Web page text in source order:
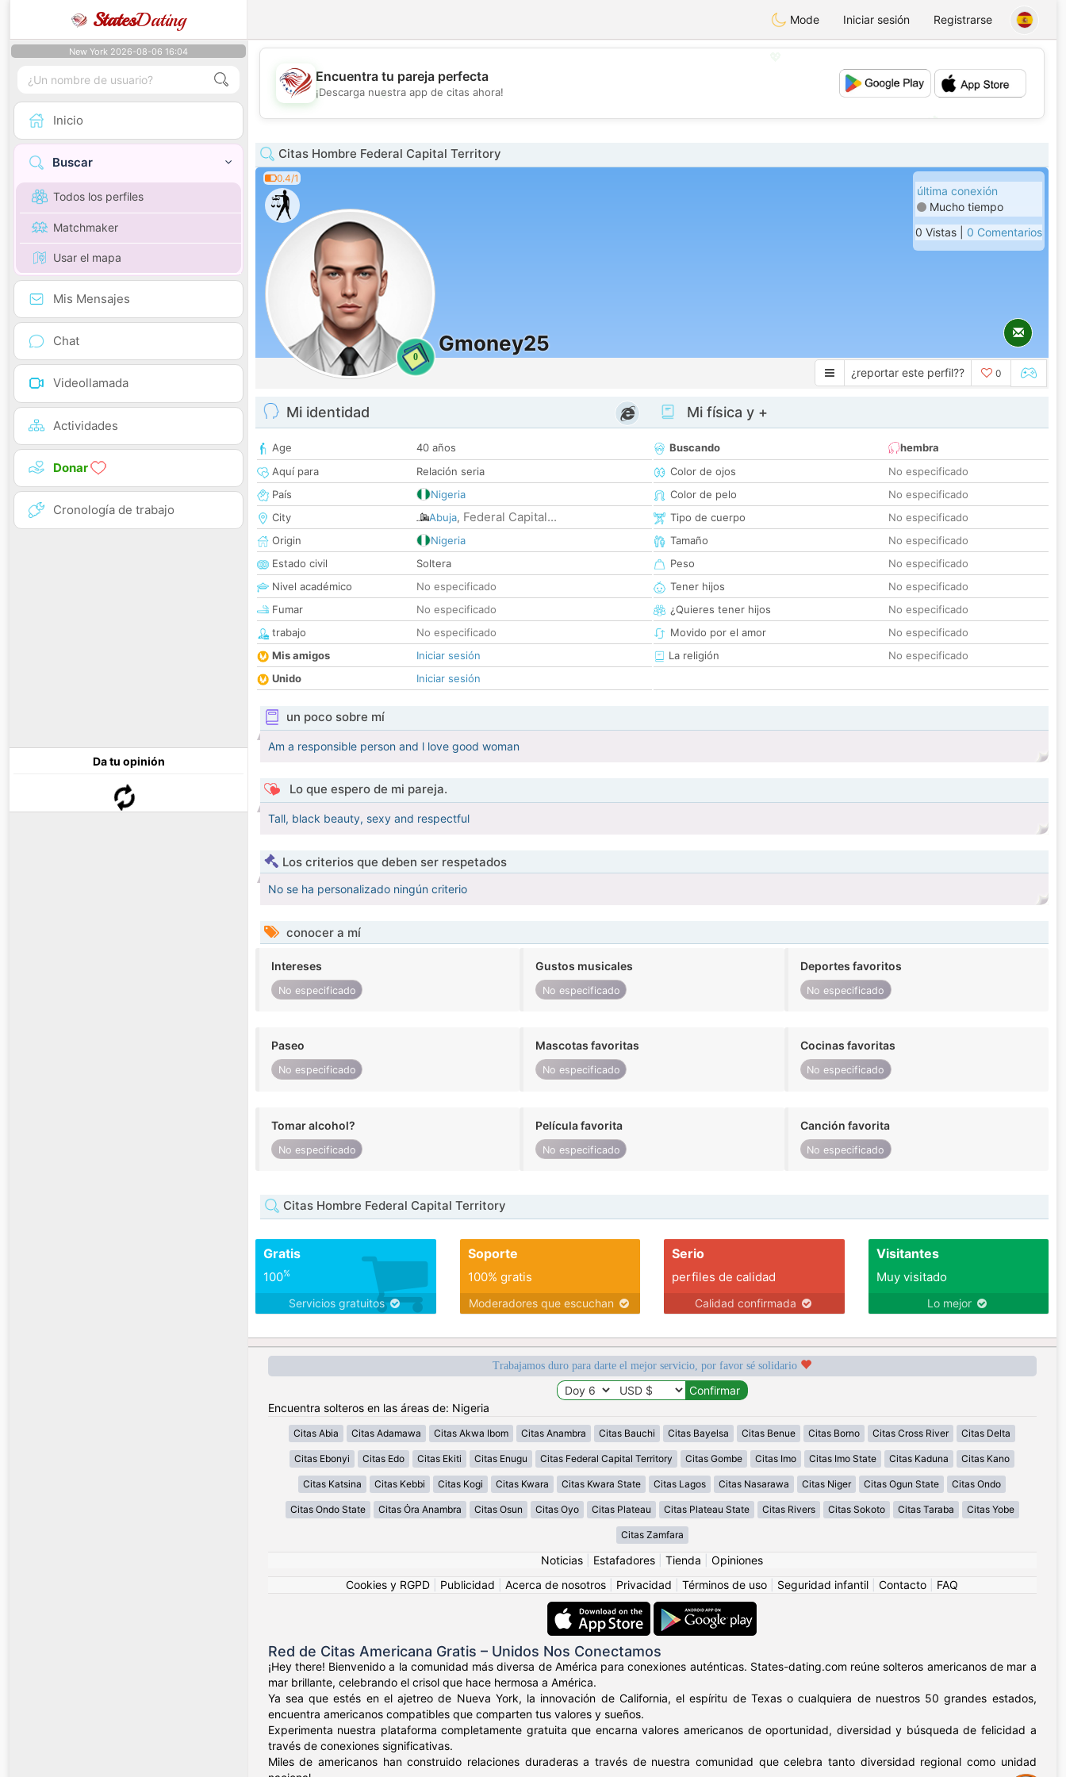
StatesDating Mode Iniciar sesión Registrarse
New York 2026-08-06 16:04
Inicio
Buscar
Todos los perfiles
Matchmaker
Usar el mapa
Mis Mensajes
Chat
Videollamada
Actividades
Donar
Cronología de trabajo
Da tu opinión
💖
💕
Encuentra tu pareja perfecta
¡Descarga nuestra app de citas ahora!
Citas Hombre Federal Capital Territory
0.4/1
0
Gmoney25
última conexión
Mucho tiempo
0 Vistas | 0 Comentarios
¿reportar este perfil?? 0
Mi identidad
Age
40 años
Aquí para
Relación seria
País
Nigeria
City
Abuja, Federal Capital...
Origin
Nigeria
Estado civil
Soltera
Nivel académico
No especificado
Fumar
No especificado
trabajo
No especificado
Mis amigos
Iniciar sesión
Unido
Iniciar sesión
Mi física y +
Buscando
hembra
Color de ojos
No especificado
Color de pelo
No especificado
Tipo de cuerpo
No especificado
Tamaño
No especificado
Peso
No especificado
Tener hijos
No especificado
¿Quieres tener hijos
No especificado
Movido por el amor
No especificado
La religión
No especificado
un poco sobre mí
Am a responsible person and l love good woman
Lo que espero de mi pareja.
Tall, black beauty, sexy and respectful
Los criterios que deben ser respetados
No se ha personalizado ningún criterio
conocer a mí
Intereses
No especificado
Gustos musicales
No especificado
Deportes favoritos
No especificado
Paseo
No especificado
Mascotas favoritas
No especificado
Cocinas favoritas
No especificado
Tomar alcohol?
No especificado
Película favorita
No especificado
Canción favorita
No especificado
Citas Hombre Federal Capital Territory
Gratis
100%
Servicios gratuitos
Soporte
100% gratis
Moderadores que escuchan
Serio
perfiles de calidad
Calidad confirmada
Visitantes
Muy visitado
Lo mejor
Trabajamos duro para darte el mejor servicio, por favor sé solidario
Encuentra solteros en las áreas de: Nigeria
Citas Abia Citas Adamawa Citas Akwa Ibom Citas Anambra Citas Bauchi Citas Bayelsa Citas Benue Citas Borno Citas Cross River Citas Delta
Citas Ebonyi Citas Edo Citas Ekiti Citas Enugu Citas Federal Capital Territory Citas Gombe Citas Imo Citas Imo State Citas Kaduna Citas Kano
Citas Katsina Citas Kebbi Citas Kogi Citas Kwara Citas Kwara State Citas Lagos Citas Nasarawa Citas Niger Citas Ogun State Citas Ondo
Citas Ondo State Citas Ȯra Anambra Citas Osun Citas Oyo Citas Plateau Citas Plateau State Citas Rivers Citas Sokoto Citas Taraba Citas Yobe
Citas Zamfara
Noticias Estafadores Tienda
Opiniones
Cookies y RGPD
Publicidad Acerca de nosotros Privacidad Términos de uso Seguridad infantil Contacto FAQ
Red de Citas Americana Gratis – Unidos Nos Conectamos
¡Hey there! Bienvenido a la comunidad más diversa de América para conexiones auténticas. States-dating.com reúne solteros americanos de mar a
mar brillante, celebrando el crisol que hace hermosa a América.
Ya sea que estés en el ajetreo de Nueva York, la innovación de California, el espíritu de Texas o cualquiera de nuestros 50 grandes estados,
encuentra americanos compatibles que comparten tus valores y sueños.
Experimenta nuestra plataforma completamente gratuita que encarna valores americanos de oportunidad, diversidad y búsqueda de felicidad a
través de conexiones significativas.
Miles de americanos han construido relaciones duraderas a través de nuestra comunidad que celebra tanto diversidad regional como unidad